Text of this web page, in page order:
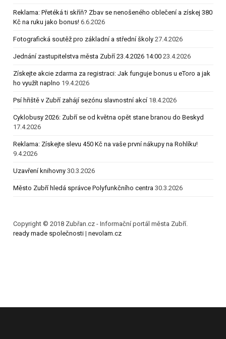
Reklama: Přetéká ti skříň? Zbav se nenošeného oblečení a získej 380
Kč na ruku jako bonus! 6.6.2026
Fotografická soutěž pro základní a střední školy 27.4.2026
Jednání zastupitelstva města Zubří 23.4.2026 14:00 23.4.2026
Získejte akcie zdarma za registraci: Jak funguje bonus u eToro a jak
ho využít naplno 19.4.2026
Psí hřiště v Zubří zahájí sezónu slavnostní akcí 18.4.2026
Cyklobusy 2026: Zubří se od května opět stane branou do Beskyd
17.4.2026
Reklama: Získejte slevu 450 Kč na vaše první nákupy na Rohlíku!
9.4.2026
Uzavření knihovny 30.3.2026
Město Zubří hledá správce Polyfunkčního centra 30.3.2026
Copyright © 2018 Zubřan.cz - Informační portál města Zubří.
ready made společnosti | nevolam.cz